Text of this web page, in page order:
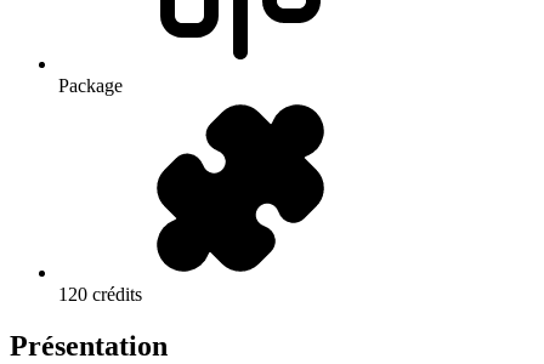
Package
120 crédits
Présentation